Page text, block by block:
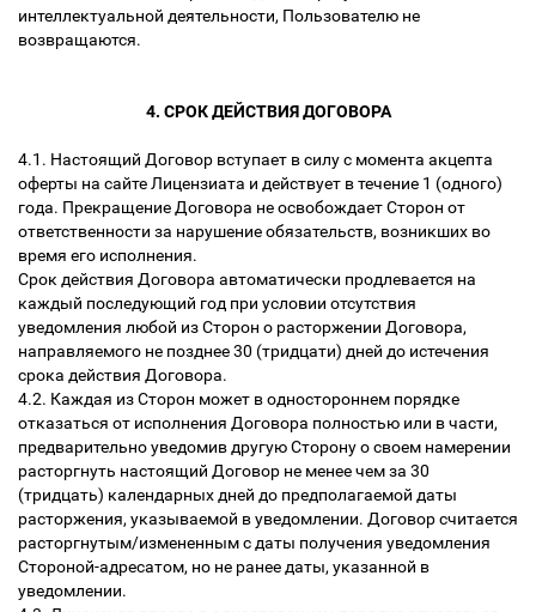
интеллектуальной деятельности, Пользователю не
возвращаются.
4. СРОК ДЕЙСТВИЯ ДОГОВОРА
4.1. Настоящий Договор вступает в силу с момента акцепта
оферты на сайте Лицензиата и действует в течение 1 (одного)
года. Прекращение Договора не освобождает Сторон от
ответственности за нарушение обязательств, возникших во
время его исполнения.
Срок действия Договора автоматически продлевается на
каждый последующий год при условии отсутствия
уведомления любой из Сторон о расторжении Договора,
направляемого не позднее 30 (тридцати) дней до истечения
срока действия Договора.
4.2. Каждая из Сторон может в одностороннем порядке
отказаться от исполнения Договора полностью или в части,
предварительно уведомив другую Сторону о своем намерении
расторгнуть настоящий Договор не менее чем за 30
(тридцать) календарных дней до предполагаемой даты
расторжения, указываемой в уведомлении. Договор считается
расторгнутым/измененным с даты получения уведомления
Стороной-адресатом, но не ранее даты, указанной в
уведомлении.